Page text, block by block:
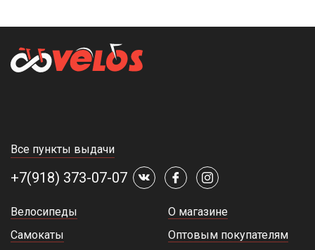
Все пункты выдачи
+7(918) 373-07-07
Велосипеды
Самокаты
О магазине
Оптовым покупателям